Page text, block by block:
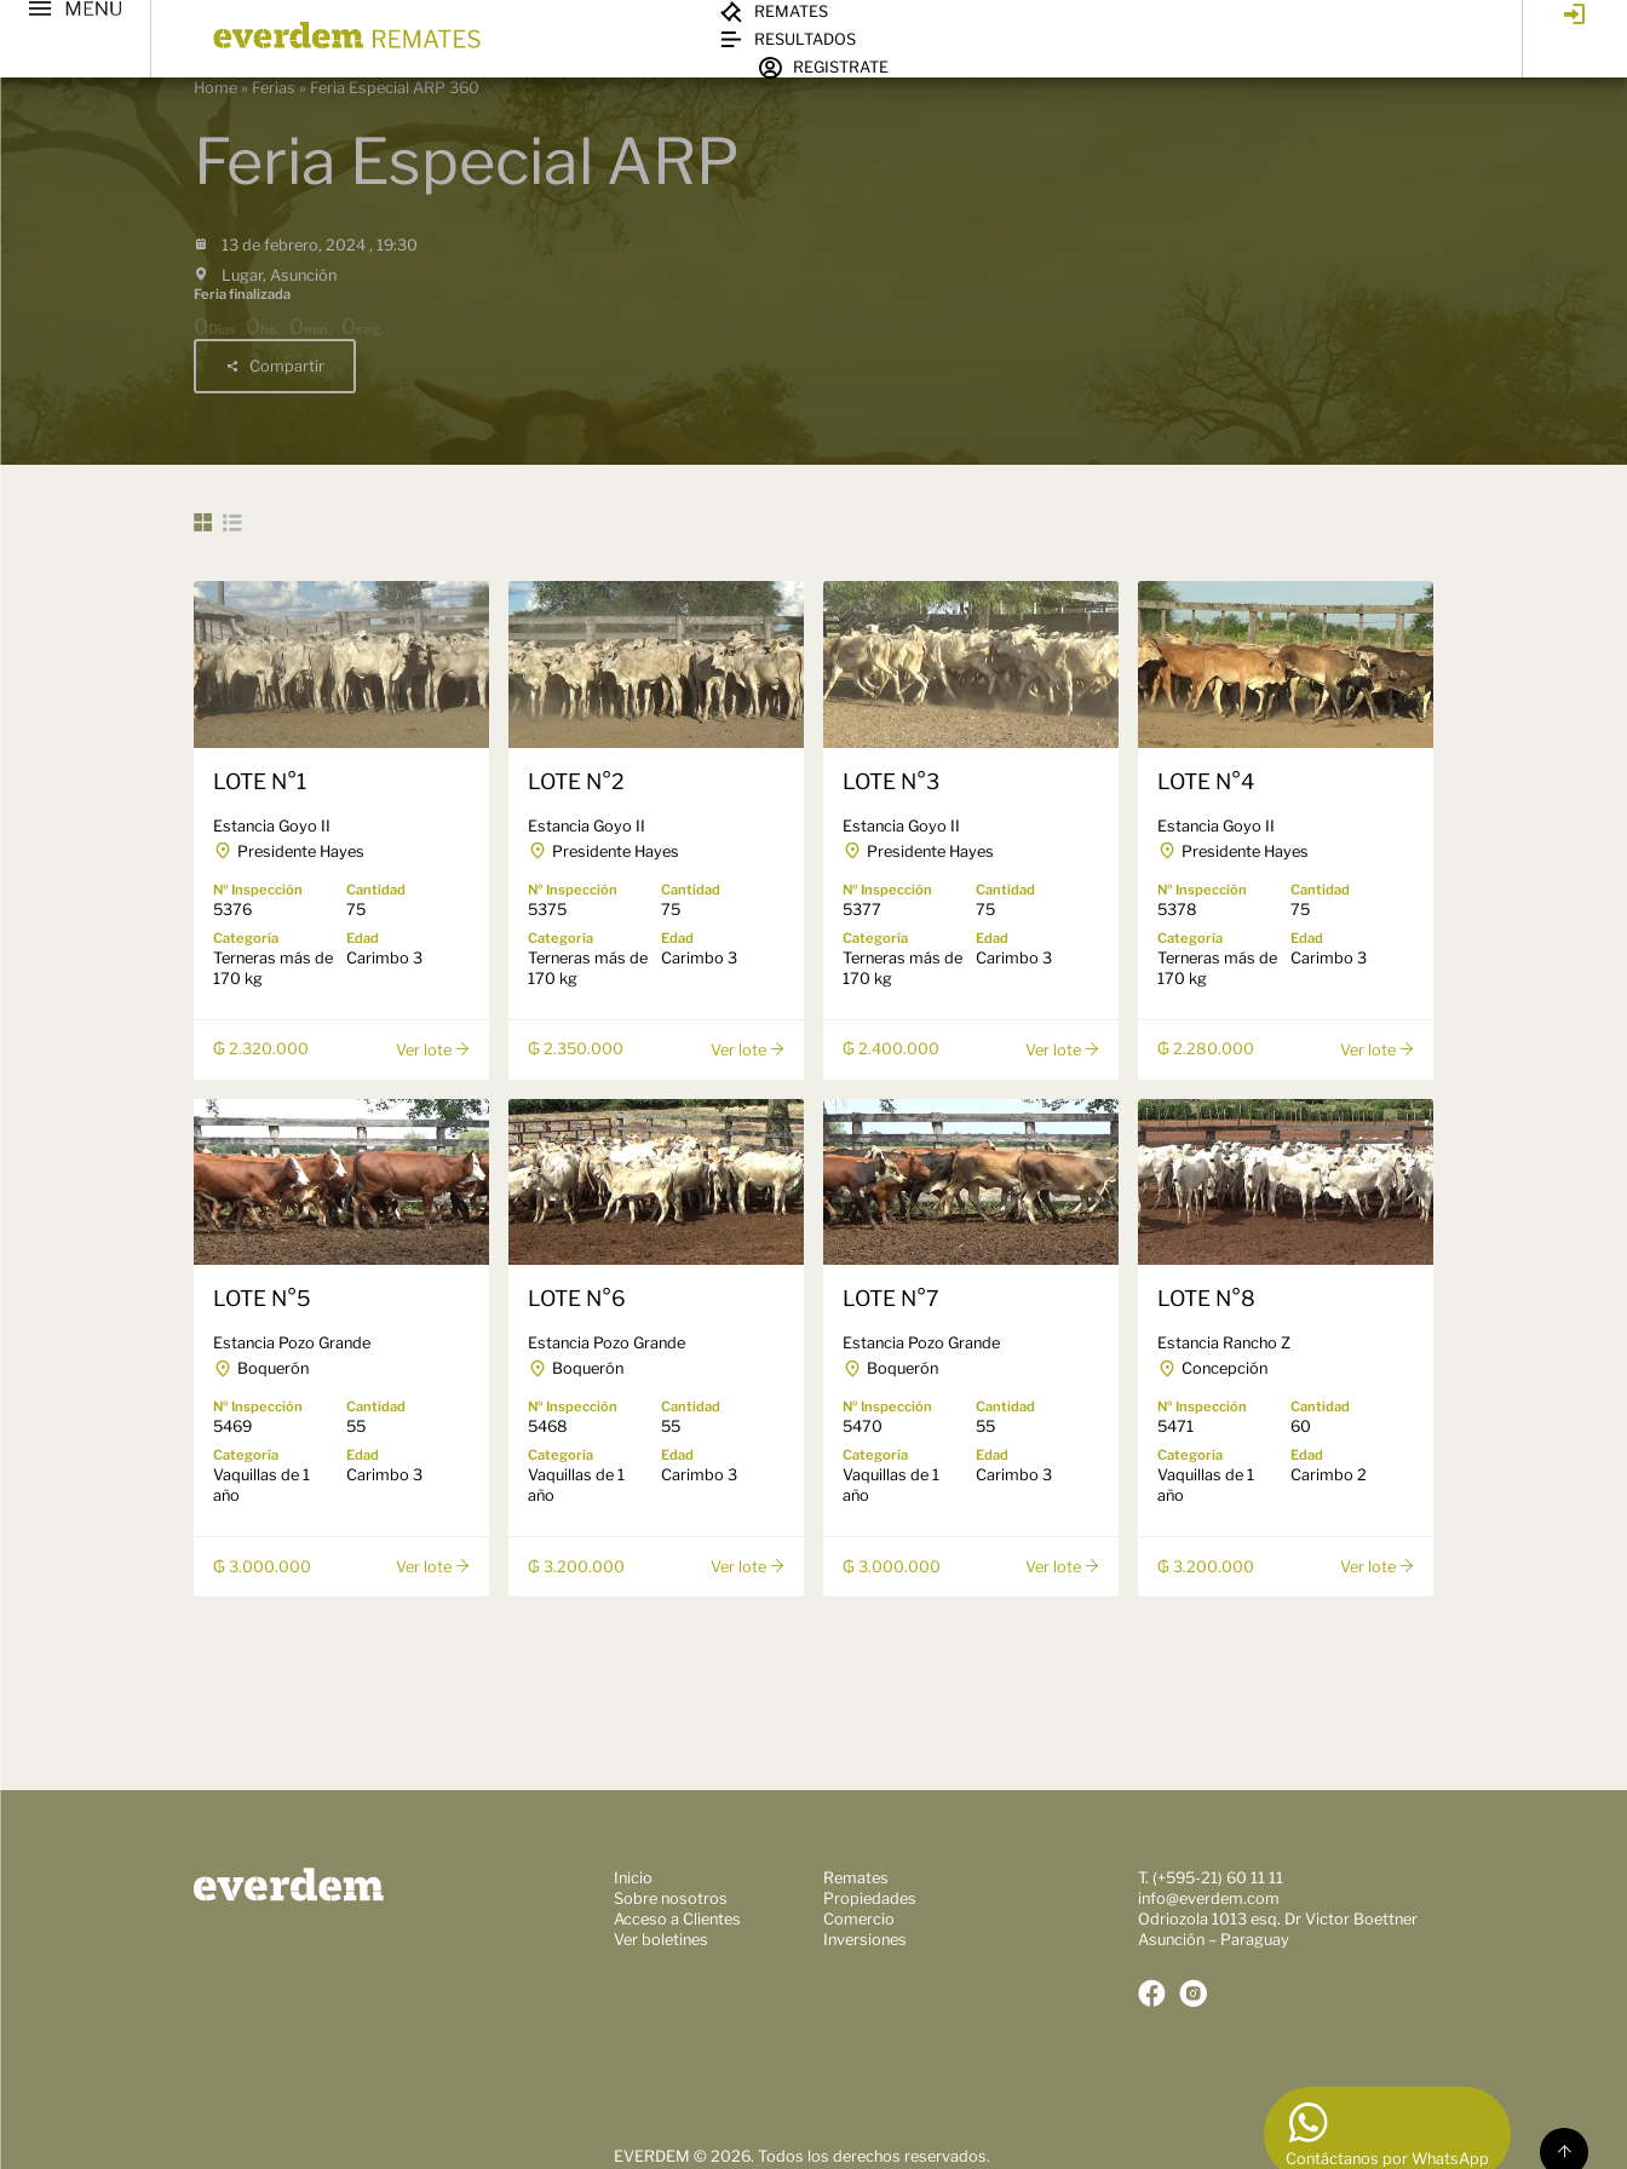
REMATES
RESULTADOS
REGISTRATE
Home » Ferias » Feria Especial ARP 360
Feria Especial ARP
13 de febrero, 2024 , 19:30
Lugar, Asunción
Feria finalizada
0 Días 0 hs. 0min. 0seg.
Compartir
LOTE N°1
Estancia Goyo II
Presidente Hayes
Nº Inspección
5376
Cantidad
75
Categoría
Terneras más de
170 kg
Edad
Carimbo 3
₲ 2.320.000 Ver lote
LOTE N°2
Estancia Goyo II
Presidente Hayes
Nº Inspección
5375
Cantidad
75
Categoría
Terneras más de
170 kg
Edad
Carimbo 3
₲ 2.350.000 Ver lote
LOTE N°3
Estancia Goyo II
Presidente Hayes
Nº Inspección
5377
Cantidad
75
Categoría
Terneras más de
170 kg
Edad
Carimbo 3
₲ 2.400.000 Ver lote
LOTE N°4
Estancia Goyo II
Presidente Hayes
Nº Inspección
5378
Cantidad
75
Categoría
Terneras más de
170 kg
Edad
Carimbo 3
₲ 2.280.000 Ver lote
LOTE N°5
Estancia Pozo Grande
Boquerón
Nº Inspección
5469
Cantidad
55
Categoría
Vaquillas de 1
año
Edad
Carimbo 3
₲ 3.000.000 Ver lote
LOTE N°6
Estancia Pozo Grande
Boquerón
Nº Inspección
5468
Cantidad
55
Categoría
Vaquillas de 1
año
Edad
Carimbo 3
₲ 3.200.000 Ver lote
LOTE N°7
Estancia Pozo Grande
Boquerón
Nº Inspección
5470
Cantidad
55
Categoría
Vaquillas de 1
año
Edad
Carimbo 3
₲ 3.000.000 Ver lote
LOTE N°8
Estancia Rancho Z
Concepción
Nº Inspección
5471
Cantidad
60
Categoría
Vaquillas de 1
año
Edad
Carimbo 2
₲ 3.200.000 Ver lote
Contáctanos por WhatsApp
Inicio
Sobre nosotros
Acceso a Clientes
Ver boletines
Remates
Propiedades
Comercio
Inversiones
T. (+595-21) 60 11 11
info@everdem.com
Odriozola 1013 esq. Dr Victor Boettner
Asunción – Paraguay
EVERDEM © 2026. Todos los derechos reservados.